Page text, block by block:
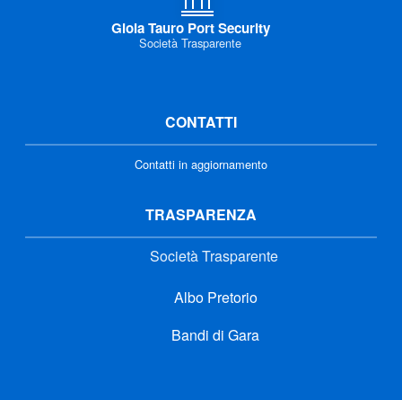
Gioia Tauro Port Security
Società Trasparente
CONTATTI
Contatti in aggiornamento
TRASPARENZA
Società Trasparente
Albo Pretorio
Bandi di Gara